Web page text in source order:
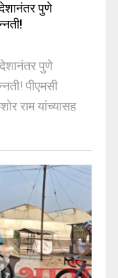
पुणे
पुणे
पीएमसी
राम यांच्यासह